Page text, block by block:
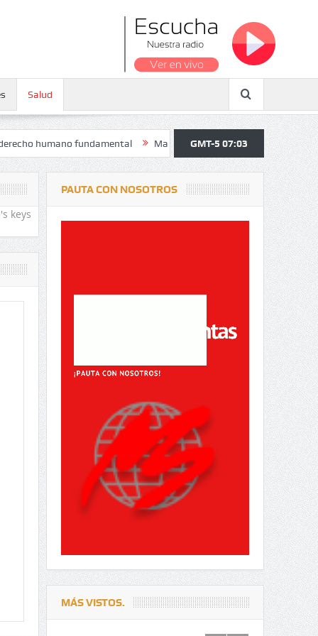
Salud
fundamental Maratón atendió a más de 38.000 jóvenes y
GMT-5 07:03
keys
PAUTA CON NOSOTROS
MÁS VISTOS.